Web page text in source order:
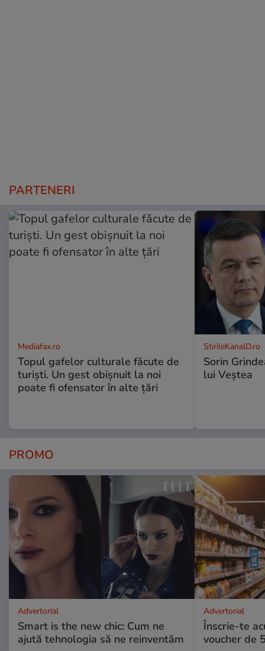
PARTENERI
Mediafax.ro
Topul gafelor culturale făcute de
turiști. Un gest obișnuit la noi
poate fi ofensator în alte țări
StirileKanalD.ro
Sorin
lui Veștea
PROMO
Advertorial
Smart is the new chic: Cum ne
ajută tehnologia să ne reinventăm
Advertorial
Înscrie-te
voucher de